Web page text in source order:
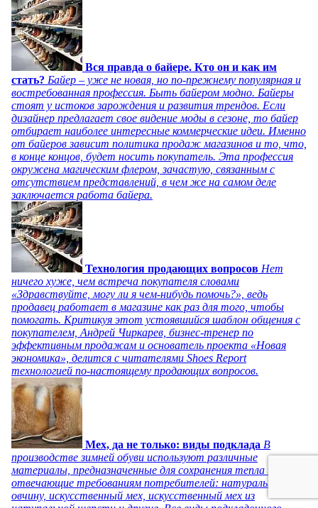
Вся правда о байере. Кто он и как им
стать? Байер – уже не новая, но по-прежнему популярная и
востребованная профессия. Быть байером модно. Байеры
стоят у истоков зарождения и развития трендов. Если
дизайнер предлагает свое видение моды в сезоне, то байер
отбирает наиболее интересные коммерческие идеи. Именно
от байеров зависит политика продаж магазинов и то, что,
в конце концов, будет носить покупатель. Эта профессия
окружена магическим флером, зачастую, связанным с
отсутствием представлений, в чем же на самом деле
заключается работа байера.
Технология продающих вопросов Нет
ничего хуже, чем встреча покупателя словами
«Здравствуйте, могу ли я чем-нибудь помочь?», ведь
продавец работает в магазине как раз для того, чтобы
помогать. Критикуя этот устоявшийся шаблон общения с
покупателем, Андрей Чиркарев, бизнес-тренер по
эффективным продажам и основатель проекта «Новая
экономика», делится с читателями Shoes Report
технологией по-настоящему продающих вопросов.
Мех, да не только: виды подклада В
производстве зимней обуви используют различные
материалы, предназначенные для сохранения тепла и
отвечающие требованиям потребителей: натуральную
овчину, искусственный мех, искусственный мех из